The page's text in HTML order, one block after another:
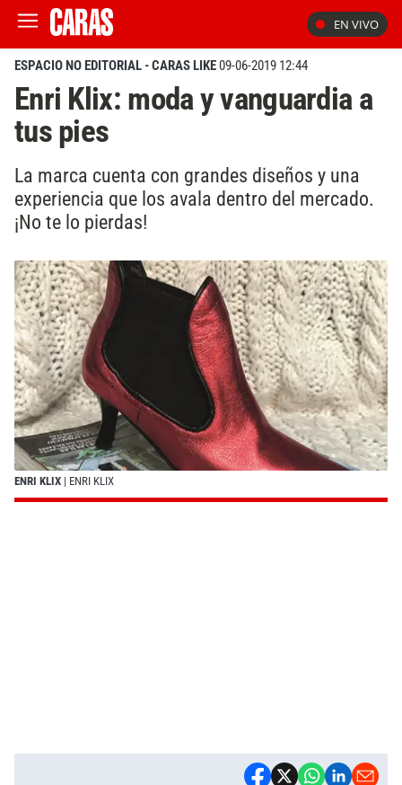
EN VIVO
ESPACIO NO EDITORIAL - CARAS LIKE09-06-2019 12:44
Enri Klix: moda y vanguardia a
tus pies
La marca cuenta con grandes diseños y una
experiencia que los avala dentro del mercado.
¡No te lo pierdas!
ENRI KLIX | ENRI KLIX